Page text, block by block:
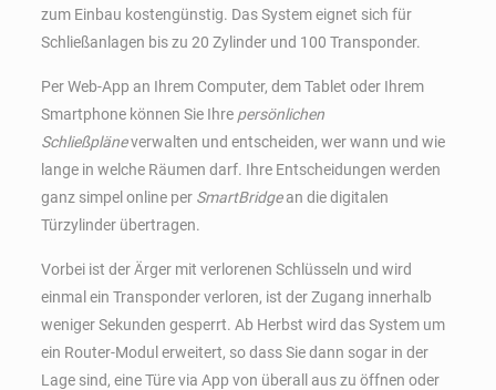
zum Einbau kostengünstig. Das System eignet sich für
Schließanlagen bis zu 20 Zylinder und 100 Transponder.
Per Web-App an Ihrem Computer, dem Tablet oder Ihrem
Smartphone können Sie Ihre persönlichen
Schließpläneverwalten und entscheiden, wer wann und wie
lange in welche Räumen darf. Ihre Entscheidungen werden
ganz simpel online per SmartBridgean die digitalen
Türzylinder übertragen.
Vorbei ist der Ärger mit verlorenen Schlüsseln und wird
einmal ein Transponder verloren, ist der Zugang innerhalb
weniger Sekunden gesperrt. Ab Herbst wird das System um
ein Router-Modul erweitert, so dass Sie dann sogar in der
Lage sind, eine Türe via App von überall aus zu öffnen oder